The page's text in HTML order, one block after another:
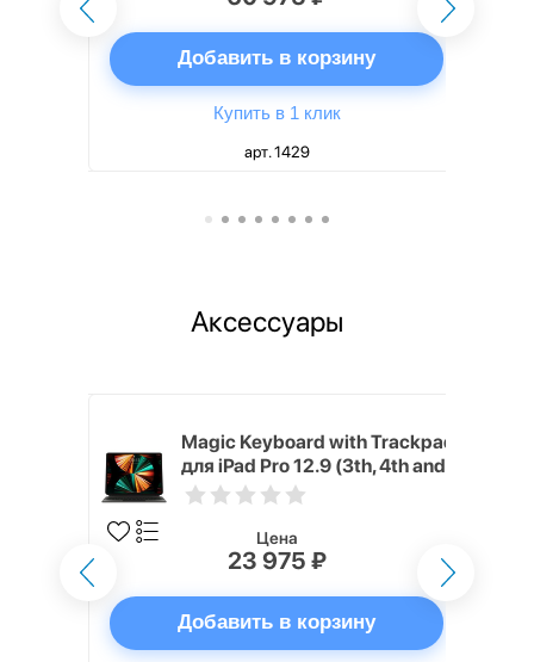
Добавить в корзину
Купить в 1 клик
арт. 1429
Аксессуары
Magic Keyboard with Trackpad
для iPad Pro 12.9 (3th, 4th and
5th generation) русская,
Цена
23 975 ₽
Добавить в корзину